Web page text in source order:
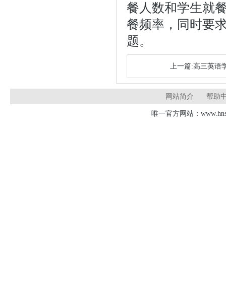
餐人数和学生就
餐频率，同时要
题。
上一篇:高三英语
网站简介 帮助
唯一官方网站：